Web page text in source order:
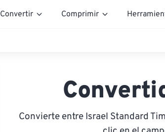
Convertir Comprimir
Convierte entre Israel Standard